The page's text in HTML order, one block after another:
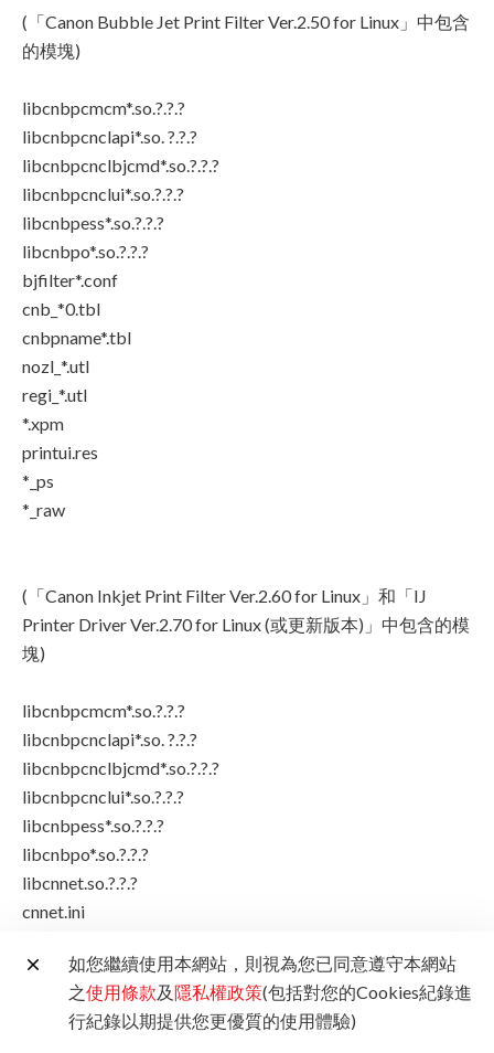
(「Canon Bubble Jet Print Filter Ver.2.50 for Linux」中包含
的模塊)
libcnbpcmcm*.so.?.?.?
libcnbpcnclapi*.so. ?.?.?
libcnbpcnclbjcmd*.so.?.?.?
libcnbpcnclui*.so.?.?.?
libcnbpess*.so.?.?.?
libcnbpo*.so.?.?.?
bjfilter*.conf
cnb_*0.tbl
cnbpname*.tbl
nozl_*.utl
regi_*.utl
*.xpm
printui.res
*_ps
*_raw
(「Canon Inkjet Print Filter Ver.2.60 for Linux」和「IJ
Printer Driver Ver.2.70 for Linux (或更新版本)」中包含的模
塊)
libcnbpcmcm*.so.?.?.?
libcnbpcnclapi*.so. ?.?.?
libcnbpcnclbjcmd*.so.?.?.?
libcnbpcnclui*.so.?.?.?
libcnbpess*.so.?.?.?
libcnbpo*.so.?.?.?
libcnnet.so.?.?.?
cnnet.ini
cnb_*0.tbl
cnbpname*.tbl
nozl_*.utl
如您繼續使用本網站，則視為您已同意遵守本網站
之使用條款及隱私權政策(包括對您的Cookies紀錄進
行紀錄以期提供您更優質的使用體驗)